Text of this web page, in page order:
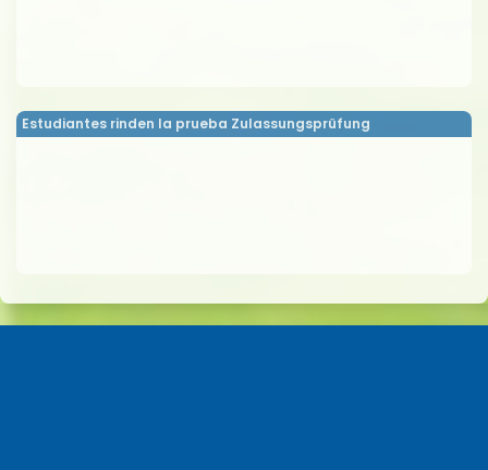
Estudiantes rinden la prueba Zulassungsprüfung